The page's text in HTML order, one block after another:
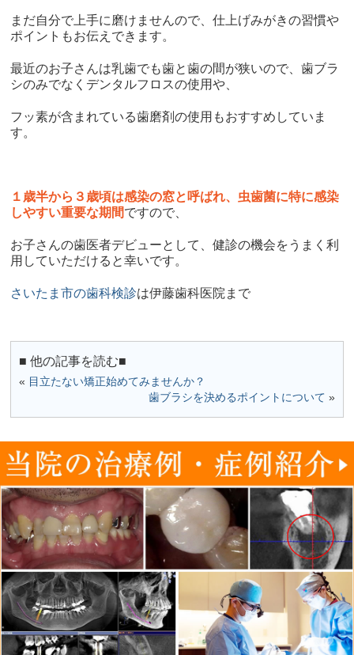
まだ自分で上手に磨けませんので、仕上げみがきの習慣や
ポイントもお伝えできます。
最近のお子さんは乳歯でも歯と歯の間が狭いので、歯ブラ
シのみでなくデンタルフロスの使用や、
フッ素が含まれている歯磨剤の使用もおすすめしていま
す。
１歳半から３歳頃は感染の窓と呼ばれ、虫歯菌に特に感染
しやすい重要な期間ですので、
お子さんの歯医者デビューとして、健診の機会をうまく利
用していただけると幸いです。
さいたま市の歯科検診は伊藤歯科医院まで
■ 他の記事を読む■
« 目立たない矯正始めてみませんか？
歯ブラシを決めるポイントについて »